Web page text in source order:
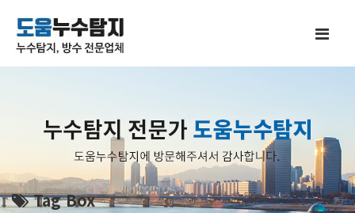
Tag Box